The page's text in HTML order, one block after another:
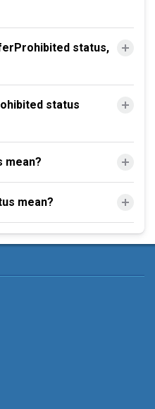
status,
status
mean?
mean?